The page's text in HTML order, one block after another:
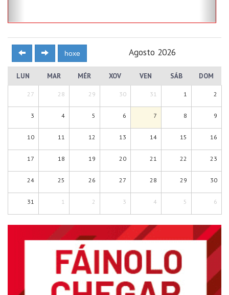
hoxe Agosto 2026
LUN MAR MÉR XOV VEN SÁB DOM
27 28 29 30 31 1 2
3 4 5 6 7 8 9
10 11 12 13 14 15 16
17 18 19 20 21 22 23
24 25 26 27 28 29 30
31 1 2 3 4 5 6